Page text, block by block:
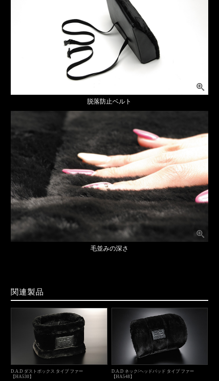
脱落防止ベルト
毛並みの深さ
関連製品
D.A.D ダストボックス タイプ ファー
【HA530】
D.A.D ネック/ヘッドパッド タイプ ファー
【HA548】